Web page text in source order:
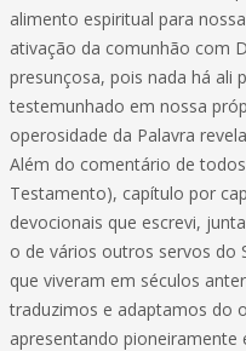
alimento espiritual para
ativação da comunhão com
presunçosa, pois nada há ali
testemunhado em nossa
operosidade da Palavra
Além do comentário de
Testamento), capítulo por
devocionais que escrevi,
o de vários outros servos do
que viveram em séculos
traduzimos e adaptamos do
apresentando pioneiramente